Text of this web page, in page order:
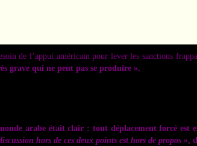
de l’appui américain pour lever les sanctions
grave qui ne peut pas se produire ».
arabe était clair : tout déplacement forcé est
hors de ces deux points est hors de propos »,